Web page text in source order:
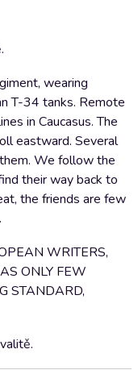
wearing
T-34 tanks. Remote
in Caucasus. The
eastward. Several
We follow the
their way back to
the friends are few
WRITERS,
ONLY FEW
STANDARD,